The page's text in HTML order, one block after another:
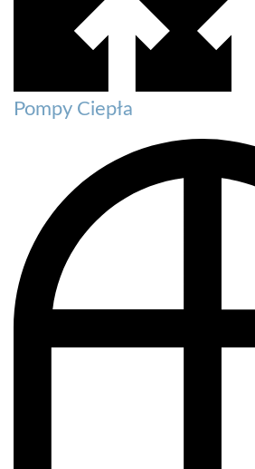
Pompy Ciepła